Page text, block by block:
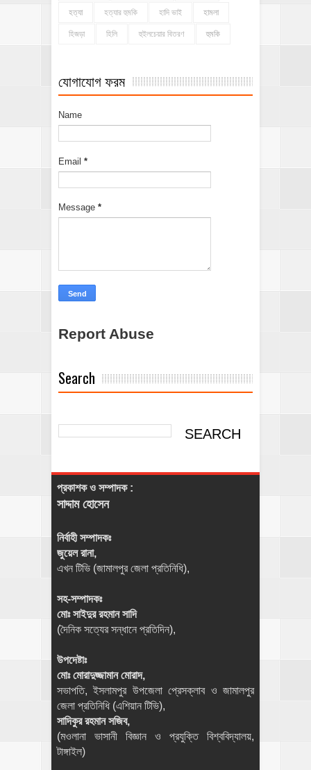
হত্যা হত্যার হুমকি হাদি ভাই হামলা
হিজড়া হিলি হুইলচেয়ার বিতরণ হুমকি
যোগাযোগ ফরম
Name
Email *
Message *
Report Abuse
Search
প্রকাশক ও সম্পাদক :
সাদ্দাম হোসেন
নির্বাহী সম্পাদকঃ
জুয়েল রানা,
এখন টিভি (জামালপুর জেলা প্রতিনিধি),
সহ-সম্পাদকঃ
মোঃ সাইদুর রহমান সাদি
(দৈনিক সত্যের সন্ধানে প্রতিদিন),
উপদেষ্টাঃ
মোঃ মোরাদুজ্জামান মোরাদ,
সভাপতি, ইসলামপুর উপজেলা প্রেসক্লাব ও জামালপুর
জেলা প্রতিনিধি (এশিয়ান টিভি),
সাদিকুর রহমান সজিব,
(মওলানা ভাসানী বিজ্ঞান ও প্রযুক্তি বিশ্ববিদ্যালয়,
টাঙ্গাইল)